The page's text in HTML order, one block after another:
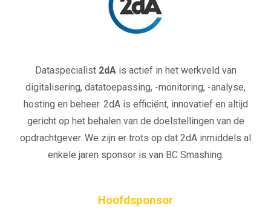
Dataspecialist 2dAis actief in het werkveld van
digitalisering, datatoepassing, -monitoring, -analyse,
hosting en beheer. 2dA is efficiënt, innovatief en altijd
gericht op het behalen van de doelstellingen van de
opdrachtgever. We zijn er trots op dat 2dA inmiddels al
enkele jaren sponsor is van BC Smashing.
Hoofdsponsor